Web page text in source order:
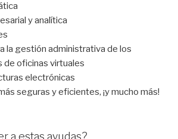
y analítica
la gestión administrativa de los
de oficinas virtuales
electrónicas
seguras y eficientes, ¡y mucho más!
a estas ayudas?